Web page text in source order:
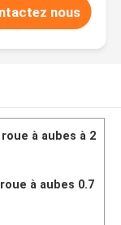
nous
à aubes à 2
à aubes 0.7